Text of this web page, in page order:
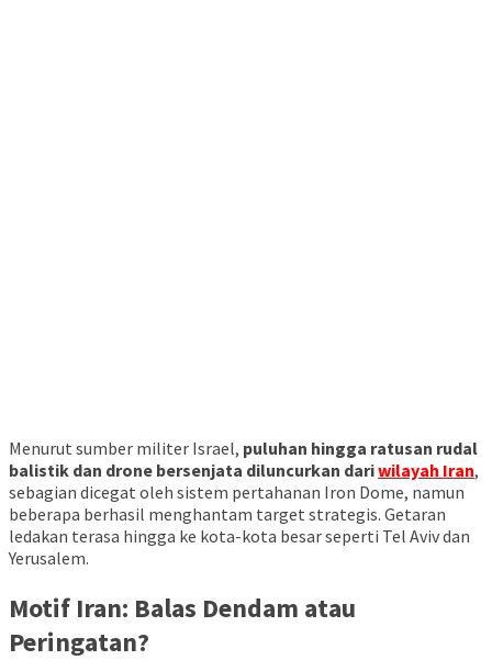
Menurut sumber militer Israel, puluhan hingga ratusan rudal
balistik dan drone bersenjata diluncurkan dariwilayah Iran,
sebagian dicegat oleh sistem pertahanan Iron Dome, namun
beberapa berhasil menghantam target strategis. Getaran
ledakan terasa hingga ke kota-kota besar seperti Tel Aviv dan
Yerusalem.
Motif Iran: Balas Dendam atau
Peringatan?